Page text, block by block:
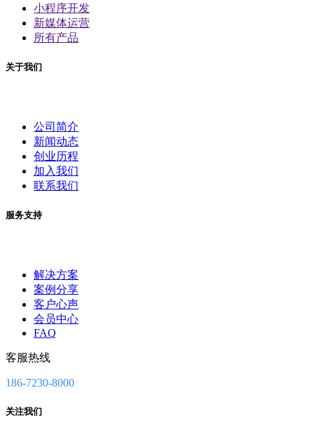
小程序开发
新媒体运营
所有产品
关于我们
公司简介
新闻动态
创业历程
加入我们
联系我们
服务支持
解决方案
案例分享
客户心声
会员中心
FAQ
客服热线
186-7230-8000
关注我们